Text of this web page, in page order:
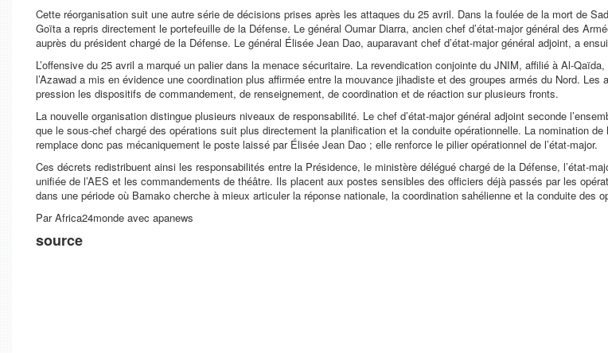
Cette réorganisation suit une autre série de décisions prises après les attaques du 25 avril. Dans la foulée de la mort de
Goïta a repris directement le portefeuille de la Défense. Le général Oumar Diarra, ancien chef d’état-major général des
auprès du président chargé de la Défense. Le général Élisée Jean Dao, auparavant chef d’état-major général adjoint, a
L’offensive du 25 avril a marqué un palier dans la menace sécuritaire. La revendication conjointe du JNIM, affilié à Al-
l’Azawad a mis en évidence une coordination plus affirmée entre la mouvance jihadiste et des groupes armés du Nord. Les
pression les dispositifs de commandement, de renseignement, de coordination et de réaction sur plusieurs fronts.
La nouvelle organisation distingue plusieurs niveaux de responsabilité. Le chef d’état-major général adjoint seconde
que le sous-chef chargé des opérations suit plus directement la planification et la conduite opérationnelle. La nomination
remplace donc pas mécaniquement le poste laissé par Élisée Jean Dao ; elle renforce le pilier opérationnel de l’état-major.
Ces décrets redistribuent ainsi les responsabilités entre la Présidence, le ministère délégué chargé de la Défense, l’état-
unifiée de l’AES et les commandements de théâtre. Ils placent aux postes sensibles des officiers déjà passés par les
dans une période où Bamako cherche à mieux articuler la réponse nationale, la coordination sahélienne et la conduite des
Par Africa24monde avec apanews
source